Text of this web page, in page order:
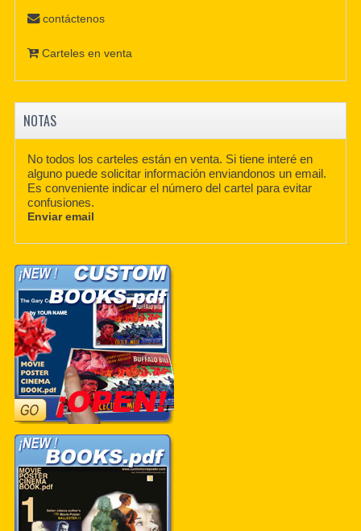
contáctenos
Carteles en venta
NOTAS
No todos los carteles están en venta. Si tiene interé en
alguno puede solicitar información enviandonos un email.
Es conveniente indicar el número del cartel para evitar
confusiones.
Enviar email